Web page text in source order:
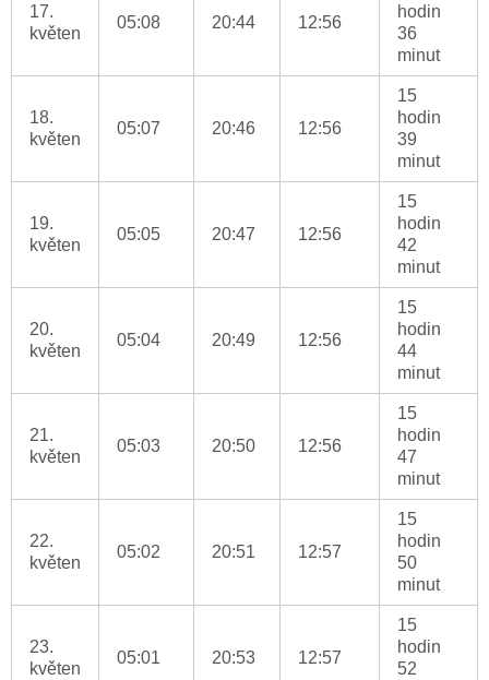
17.
květen
05:08 20:44 12:56
hodin
36
minut
18.
květen
05:07 20:46 12:56
15
hodin
39
minut
19.
květen
05:05 20:47 12:56
15
hodin
42
minut
20.
květen
05:04 20:49 12:56
15
hodin
44
minut
21.
květen
05:03 20:50 12:56
15
hodin
47
minut
22.
květen
05:02 20:51 12:57
15
hodin
50
minut
23.
květen
05:01 20:53 12:57
15
hodin
52